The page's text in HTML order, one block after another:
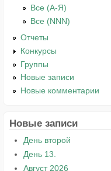
Все (А-Я)
Все (NNN)
Отчеты
Конкурсы
Группы
Новые записи
Новые комментарии
Новые записи
День второй
День 13.
Август 2026